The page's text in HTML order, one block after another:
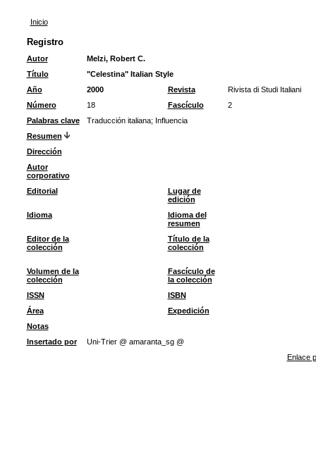
Inicio
Registro
Autor
Melzi, Robert C.
Título
"Celestina" Italian Style
Año
2000 Revista
Rivista di Studi Italiani
Número
18 Fascículo
2
Palabras clave
Traducción italiana; Influencia
Resumen
Dirección
Autor
corporativo
Editorial
Lugar de
edición
Idioma
Idioma del
resumen
Editor de la
colección
Título de la
colección
Volumen de la
colección
Fascículo de
la colección
ISSN
ISBN
Área
Expedición
Notas
Insertado por
Uni-Trier @ amaranta_sg @
Enlace